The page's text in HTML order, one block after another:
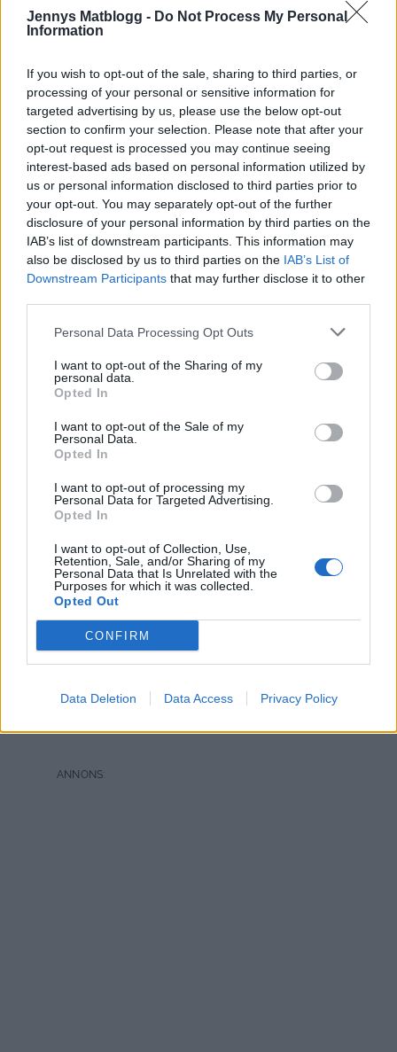
Jennys Matblogg - Do Not Process My Personal
Information
If you wish to opt-out of the sale, sharing to third parties, or
processing of your personal or sensitive information for
targeted advertising by us, please use the below opt-out
section to confirm your selection. Please note that after your
opt-out request is processed you may continue seeing
interest-based ads based on personal information utilized by
us or personal information disclosed to third parties prior to
your opt-out. You may separately opt-out of the further
disclosure of your personal information by third parties on the
IAB’s list of downstream participants. This information may
also be disclosed by us to third parties on the IAB’s List of
Downstream Participants that may further disclose it to other
Personal Data Processing Opt Outs
I want to opt-out of the Sharing of my
personal data.
Opted In
I want to opt-out of the Sale of my
Personal Data.
Opted In
I want to opt-out of processing my
Personal Data for Targeted Advertising.
Opted In
I want to opt-out of Collection, Use,
Retention, Sale, and/or Sharing of my
Personal Data that Is Unrelated with the
Purposes for which it was collected.
Opted Out
CONFIRM
Data Deletion Data Access Privacy Policy
1 år sedan
Om men vill göra dom mjölkproteinfria vad väljer man
då?
Svara
Johanna
Reply to Carina Thomasson 1 år sedan
Vet om att du kan göra dem på vatten också istället för
mjölk annars det du vanliga fall byter ut mjölk till funkar
0 Svara
kerstin
jag har tagit apelsin juice istället för mjölk när jag lagar
amerikanska pannkakor och det går mycket bra,
0 Svara